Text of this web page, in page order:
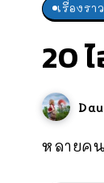
เรื่องรา
20
หลายค